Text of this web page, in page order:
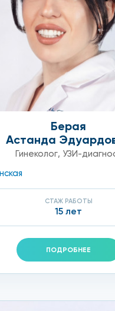
клиника, где вы
диагностику и посетить
Уточнить цены и
к специалистам вы можете
номеру: 8(495)604-10-10
Берая
Астанда
Гинеколог, УЗИ-
СТАЖ РАБОТЫ
15 лет
ПОДРОБНЕЕ